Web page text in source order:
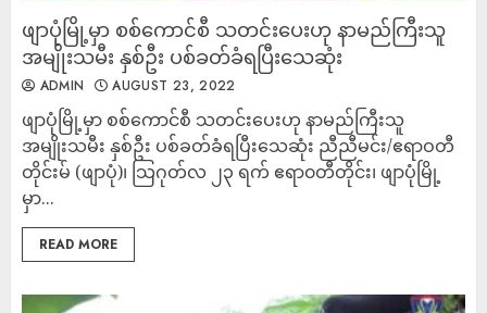
ဖျာပုံမြို့မှာ စစ်ကောင်စီ သတင်းပေးဟု နာမည်ကြီးသူ
အမျိုးသမီး နှစ်ဦး ပစ်ခတ်ခံရပြီးသေဆုံး
ADMIN AUGUST 23, 2022
ဖျာပုံမြို့မှာ စစ်ကောင်စီ သတင်းပေးဟု နာမည်ကြီးသူ
အမျိုးသမီး နှစ်ဦး ပစ်ခတ်ခံရပြီးသေဆုံး ညီညီမင်း/ဧရာဝတီ
တိုင်းမ် (ဖျာပုံ)၊ သြဂုတ်လ ၂၃ ရက် ဧရာ၀တီတိုင်း၊ ဖျာပုံမြို့
မှာ...
READ MORE